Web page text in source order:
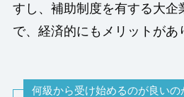
すし、補助制度を有する大企
で、経済的にもメリットがあ
何級から受け始めるのが良いの